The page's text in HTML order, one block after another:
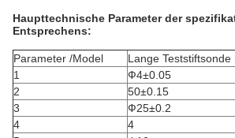
Haupttechnische Parameter der
Entsprechens:
Parameter /Model
Lange Teststiftsonde
1
Ф4±0.05
2
50±0.15
3
Ф25±0.2
4
4